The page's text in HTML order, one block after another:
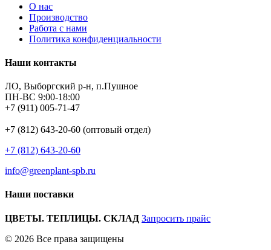
О нас
Производство
Работа с нами
Политика конфиденциальности
Наши контакты
ЛО, Выборгский р-н, п.Пушное
ПН-ВС 9:00-18:00
+7 (911) 005-71-47
+7 (812) 643-20-60 (оптовый отдел)
+7 (812) 643-20-60
info@greenplant-spb.ru
Наши поставки
ЦВЕТЫ. ТЕПЛИЦЫ. СКЛАД Запросить прайс
© 2026 Все права защищены